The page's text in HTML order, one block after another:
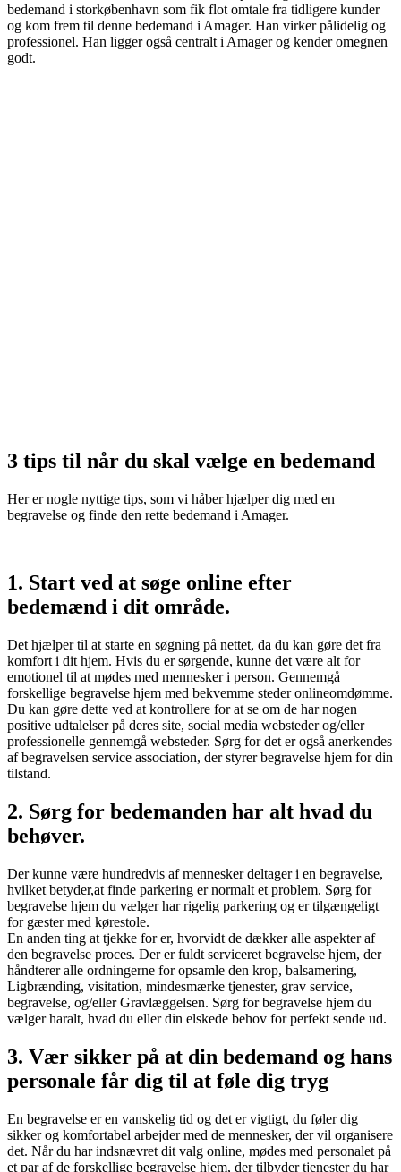
bedemand i storkøbenhavn som fik flot omtale fra tidligere kunder
og kom frem til denne bedemand i Amager. Han virker pålidelig og
professionel. Han ligger også centralt i Amager og kender omegnen
godt.
3 tips til når du skal vælge en bedemand
Her er nogle nyttige tips, som vi håber hjælper dig med en
begravelse og finde den rette bedemand i Amager.
1. Start ved at søge online efter
bedemænd i dit område.
Det hjælper til at starte en søgning på nettet, da du kan gøre det fra
komfort i dit hjem. Hvis du er sørgende, kunne det være alt for
emotionel til at mødes med mennesker i person. Gennemgå
forskellige begravelse hjem med bekvemme steder onlineomdømme.
Du kan gøre dette ved at kontrollere for at se om de har nogen
positive udtalelser på deres site, social media websteder og/eller
professionelle gennemgå websteder. Sørg for det er også anerkendes
af begravelsen service association, der styrer begravelse hjem for din
tilstand.
2. Sørg for bedemanden har alt hvad du
behøver.
Der kunne være hundredvis af mennesker deltager i en begravelse,
hvilket betyder,at finde parkering er normalt et problem. Sørg for
begravelse hjem du vælger har rigelig parkering og er tilgængeligt
for gæster med kørestole.
En anden ting at tjekke for er, hvorvidt de dækker alle aspekter af
den begravelse proces. Der er fuldt serviceret begravelse hjem, der
håndterer alle ordningerne for opsamle den krop, balsamering,
Ligbrænding, visitation, mindesmærke tjenester, grav service,
begravelse, og/eller Gravlæggelsen. Sørg for begravelse hjem du
vælger haralt, hvad du eller din elskede behov for perfekt sende ud.
3. Vær sikker på at din bedemand og hans
personale får dig til at føle dig tryg
En begravelse er en vanskelig tid og det er vigtigt, du føler dig
sikker og komfortabel arbejder med de mennesker, der vil organisere
det. Når du har indsnævret dit valg online, mødes med personalet på
et par af de forskellige begravelse hjem, der tilbyder tjenester du har